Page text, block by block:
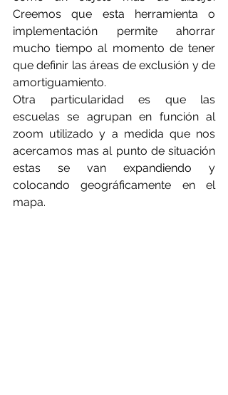
Creemos que esta herramienta o
implementación permite ahorrar
mucho tiempo al momento de tener
que definir las áreas de exclusión y de
amortiguamiento.
Otra particularidad es que las
escuelas se agrupan en función al
zoom utilizado y a medida que nos
acercamos mas al punto de situación
estas se van expandiendo y
colocando geográficamente en el
mapa.